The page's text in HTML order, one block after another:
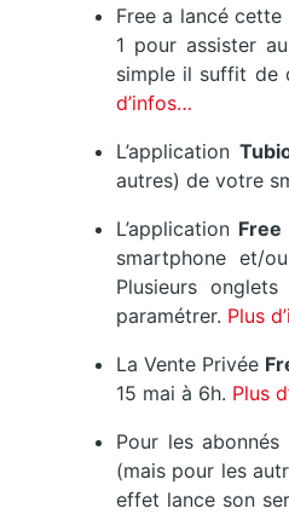
Free a lancé cette
1 pour assister
simple il suffit de
d’infos…
L’application
autres) de votre
L’application
smartphone et/
Plusieurs
paramétrer. Plus
La Vente Privée
15 mai à 6h. Plus
Pour les
(mais pour les
effet lance son